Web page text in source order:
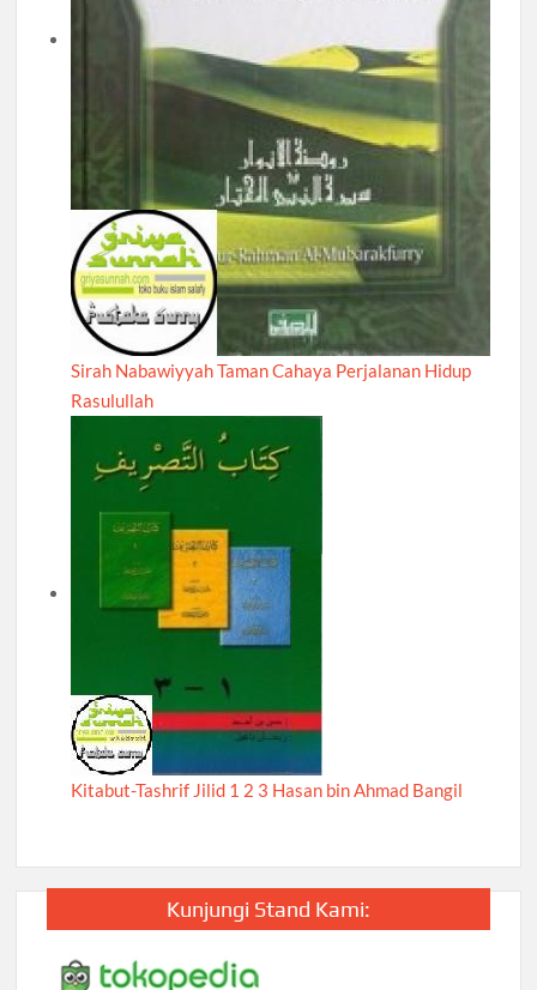
Sirah Nabawiyyah Taman Cahaya Perjalanan Hidup
Rasulullah
Kitabut-Tashrif Jilid 1 2 3 Hasan bin Ahmad Bangil
Kunjungi Stand Kami: